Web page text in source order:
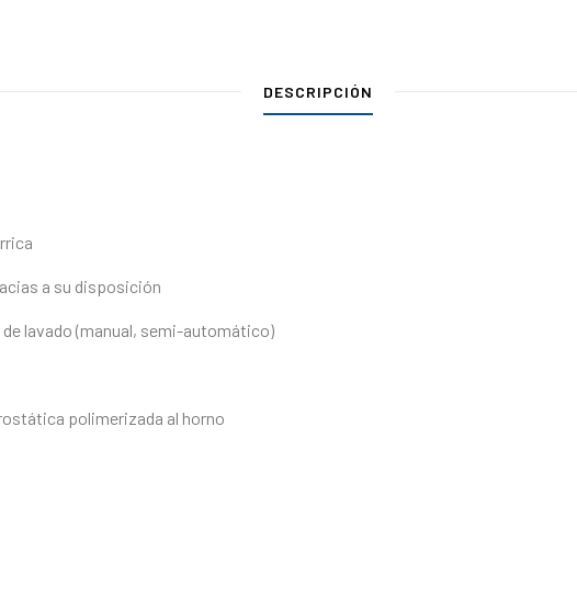
DESCRIPCIÓN
a su disposición
lavado (manual, semi-automático)
polimerizada al horno